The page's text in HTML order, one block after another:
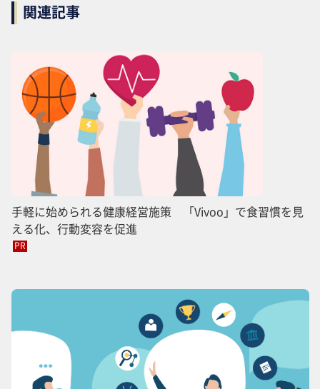
関連記事
手軽に始められる健康経営施策 「Vivoo」で食習慣を見
える化、行動変容を促進
PR